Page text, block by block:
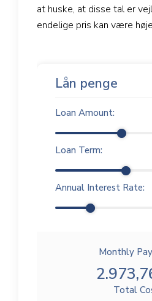
at huske, at disse tal er
endelige pris kan være
Lån penge
Loan Amount:
Loan Term:
Annual Interest Rate:
Monthly
Total